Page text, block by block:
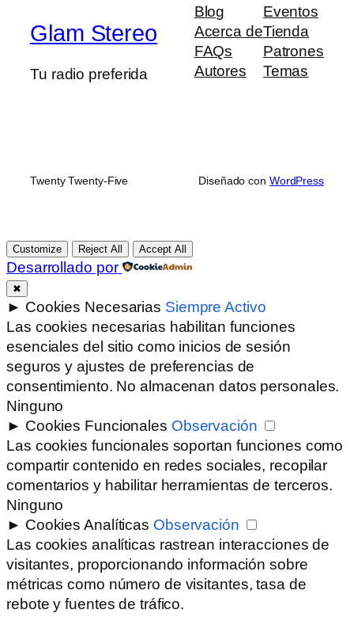
Glam Stereo
Tu radio preferida
Blog
Acerca de
FAQs
Autores
Eventos
Tienda
Patrones
Temas
Twenty Twenty-Five Diseñado con WordPress
Customize Reject All Accept All
Desarrollado por
✖
► Cookies Necesarias Siempre Activo
Las cookies necesarias habilitan funciones
esenciales del sitio como inicios de sesión
seguros y ajustes de preferencias de
consentimiento. No almacenan datos personales.
Ninguno
► Cookies Funcionales Observación
Las cookies funcionales soportan funciones como
compartir contenido en redes sociales, recopilar
comentarios y habilitar herramientas de terceros.
Ninguno
► Cookies Analíticas Observación
Las cookies analíticas rastrean interacciones de
visitantes, proporcionando información sobre
métricas como número de visitantes, tasa de
rebote y fuentes de tráfico.